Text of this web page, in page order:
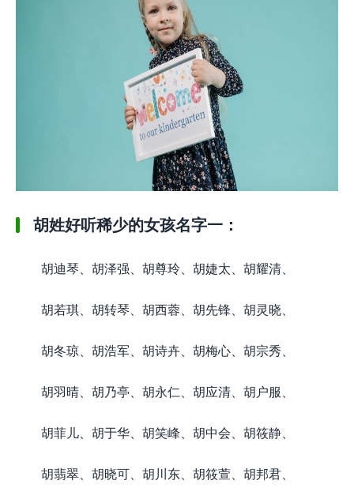
胡姓好听稀少的女孩名字一：
胡迪琴、胡泽强、胡尊玲、胡婕太、胡耀清、
胡若琪、胡转琴、胡西蓉、胡先锋、胡灵晓、
胡冬琼、胡浩军、胡诗卉、胡梅心、胡宗秀、
胡羽晴、胡乃亭、胡永仁、胡应清、胡户服、
胡菲儿、胡于华、胡笑峰、胡中会、胡筱静、
胡翡翠、胡晓可、胡川东、胡筱萱、胡邦君、